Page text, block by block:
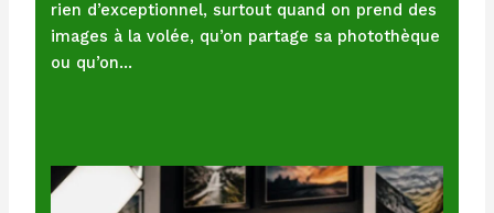
rien d’exceptionnel, surtout quand on prend des
images à la volée, qu’on partage sa photothèque
ou qu’on…